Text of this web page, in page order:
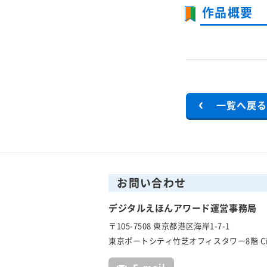
作品概要
一覧へ戻る
お問い合わせ
デジタルえほんアワード運営事務局
〒105-7508 東京都港区海岸1-7-1
東京ポートシティ竹芝オフィスタワー8階